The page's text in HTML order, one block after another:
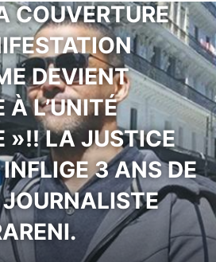
COUVERTURE
DEVIENT
L’UNITÉ
»!! LA JUSTICE
3 ANS DE